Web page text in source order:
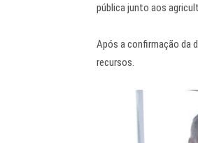
pública junto aos
Após a confirmação da
recursos.